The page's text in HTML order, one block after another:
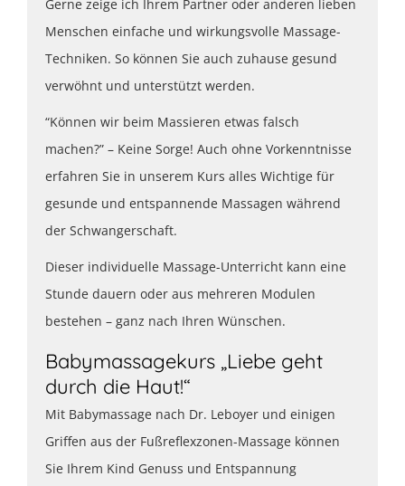
Gerne zeige ich Ihrem Partner oder anderen lieben
Menschen einfache und wirkungsvolle Massage-
Techniken. So können Sie auch zuhause gesund
verwöhnt und unterstützt werden.
“Können wir beim Massieren etwas falsch
machen?” – Keine Sorge! Auch ohne Vorkenntnisse
erfahren Sie in unserem Kurs alles Wichtige für
gesunde und entspannende Massagen während
der Schwangerschaft.
Dieser individuelle Massage-Unterricht kann eine
Stunde dauern oder aus mehreren Modulen
bestehen – ganz nach Ihren Wünschen.
Babymassagekurs „Liebe geht
durch die Haut!“
Mit Babymassage nach Dr. Leboyer und einigen
Griffen aus der Fußreflexzonen-Massage können
Sie Ihrem Kind Genuss und Entspannung